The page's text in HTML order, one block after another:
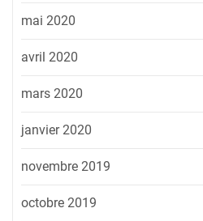
mai 2020
avril 2020
mars 2020
janvier 2020
novembre 2019
octobre 2019